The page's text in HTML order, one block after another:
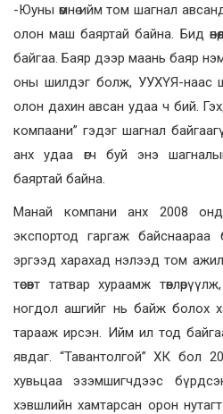
-Юуны өмнө ийм том шагнал
олон маш баяртай байна. Бид
байгаа. Баяр дээр маань баяр
оны шилдэг болж, УУХҮЯ-наас
олон дахин авсан удаа ч бий.
компаани” гэдэг шагнал
анх удаа өгч буй энэ
баяртай байна.
Манай компани анх 2008
экспортод гаргаж байснаараа
эргээд харахад нэлээд том
төсөвт татвар хураамж
ногдол ашгийг нь байж болох
тарааж ирсэн. Ийм ил тод
явдаг. “Тавантолгой” ХК бол
хувьцаа эзэмшигчдээс
хэвшлийн хамтарсан орон